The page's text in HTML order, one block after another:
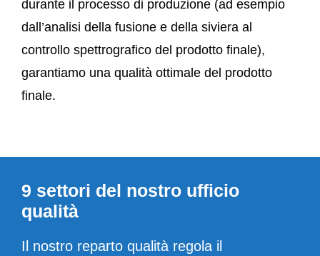
durante il processo di produzione (ad esempio
dall’analisi della fusione e della siviera al
controllo spettrografico del prodotto finale),
garantiamo una qualità ottimale del prodotto
finale.
9 settori del nostro ufficio
qualità
Il nostro reparto qualità regola il